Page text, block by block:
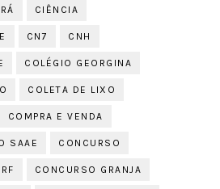
CIÊNCIA
CN7 CNH
COLÉGIO GEORGINA
COLETA DE LIXO
COMPRA E VENDA
SAAE CONCURSO
CONCURSO GRANJA